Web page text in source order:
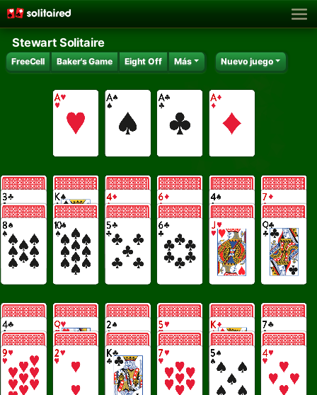
Stewart Solitaire
FreeCell Baker's Game Eight Off Más Nuevo juego